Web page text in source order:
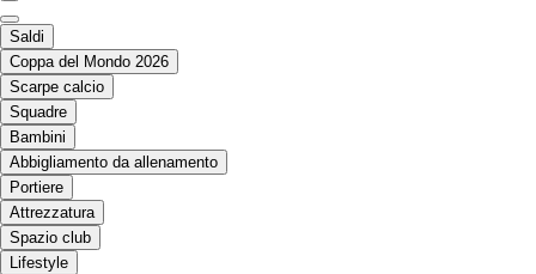
Saldi
Coppa del Mondo 2026
Scarpe calcio
Squadre
Bambini
Abbigliamento da allenamento
Portiere
Attrezzatura
Spazio club
Lifestyle